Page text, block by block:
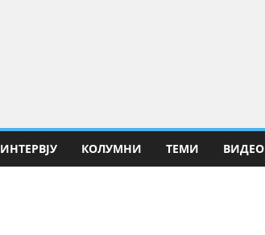
ИНТЕРВЈУ КОЛУМНИ ТЕМИ ВИДЕО